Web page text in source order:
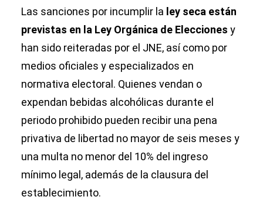
Las sanciones por incumplir la ley seca están
previstas en la Ley Orgánica de Elecciones y
han sido reiteradas por el JNE, así como por
medios oficiales y especializados en
normativa electoral. Quienes vendan o
expendan bebidas alcohólicas durante el
periodo prohibido pueden recibir una pena
privativa de libertad no mayor de seis meses y
una multa no menor del 10% del ingreso
mínimo legal, además de la clausura del
establecimiento.